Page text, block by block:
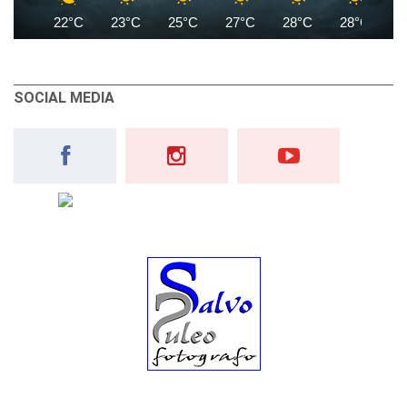
22°C 23°C 25°C 27°C 28°C 28°C
SOCIAL MEDIA